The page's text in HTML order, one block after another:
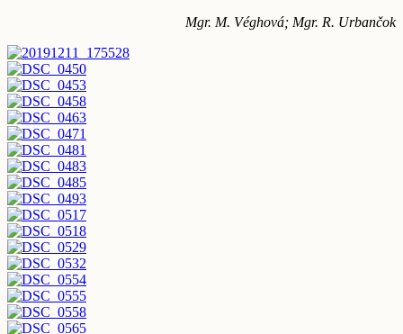
Mgr. M. Véghová; Mgr. R. Urbančok